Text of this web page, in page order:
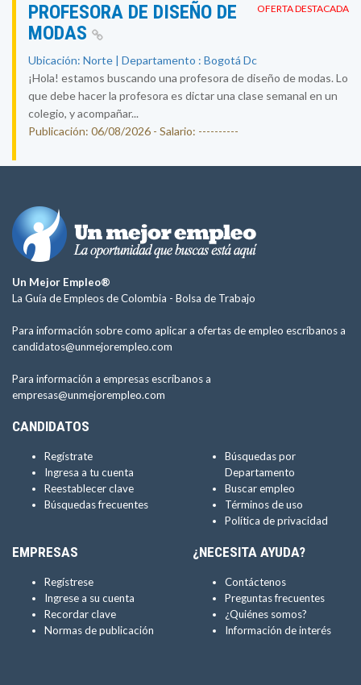
OFERTA DESTACADA
PROFESORA DE DISEÑO DE
MODAS
Ubicación: Norte | Departamento : Bogotá Dc
¡Hola! estamos buscando una profesora de diseño de modas. Lo
que debe hacer la profesora es dictar una clase semanal en un
colegio, y acompañar...
Publicación: 06/08/2026 - Salario: ----------
Un Mejor Empleo®
La Guía de Empleos de Colombia - Bolsa de Trabajo
Para información sobre como aplicar a ofertas de empleo escríbanos a
candidatos@unmejorempleo.com
Para información a empresas escríbanos a
empresas@unmejorempleo.com
CANDIDATOS
Regístrate
Ingresa a tu cuenta
Reestablecer clave
Búsquedas frecuentes
Búsquedas por
Departamento
Buscar empleo
Términos de uso
Política de privacidad
EMPRESAS
Regístrese
Ingrese a su cuenta
Recordar clave
Normas de publicación
¿NECESITA AYUDA?
Contáctenos
Preguntas frecuentes
¿Quiénes somos?
Información de interés